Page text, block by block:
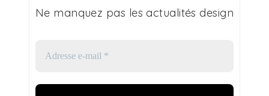
Ne manquez pas les actualités design